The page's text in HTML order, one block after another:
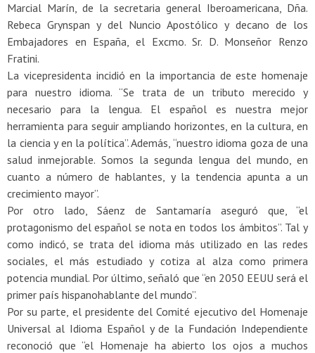
Marcial Marín, de la secretaria general Iberoamericana, Dña.
Rebeca Grynspan y del Nuncio Apostólico y decano de los
Embajadores en España, el Excmo. Sr. D. Monseñor Renzo
Fratini.
La vicepresidenta incidió en la importancia de este homenaje
para nuestro idioma. “Se trata de un tributo merecido y
necesario para la lengua. El español es nuestra mejor
herramienta para seguir ampliando horizontes, en la cultura, en
la ciencia y en la política”. Además, “nuestro idioma goza de una
salud inmejorable. Somos la segunda lengua del mundo, en
cuanto a número de hablantes, y la tendencia apunta a un
crecimiento mayor”.
Por otro lado, Sáenz de Santamaría aseguró que, “el
protagonismo del español se nota en todos los ámbitos”. Tal y
como indicó, se trata del idioma más utilizado en las redes
sociales, el más estudiado y cotiza al alza como primera
potencia mundial. Por último, señaló que “en 2050 EEUU será el
primer país hispanohablante del mundo”.
Por su parte, el presidente del Comité ejecutivo del Homenaje
Universal al Idioma Español y de la Fundación Independiente
reconoció que “el Homenaje ha abierto los ojos a muchos